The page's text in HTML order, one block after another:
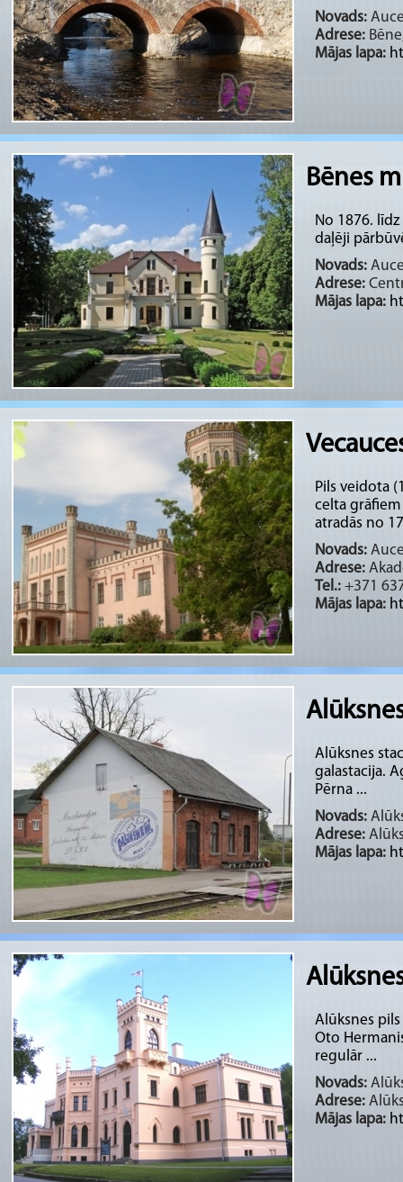
Novads:
Adrese:
Mājas lapa:
Bēnes
No 1876.
daļēji
Novads:
Adrese:
Mājas lapa:
Pils veidota
celta
atradās no
Novads:
Adrese:
Tel.: +371
Mājas lapa:
Alūksnes
galastacija.
Pērna ...
Novads:
Adrese:
Mājas lapa:
Alūksnes
Oto
regulār ...
Novads:
Adrese:
Mājas lapa: